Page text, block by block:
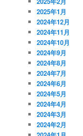
2025年1月
2024年12月
2024年11月
2024年10月
2024年9月
2024年8月
2024年7月
2024年6月
2024年5月
2024年4月
2024年3月
2024年2月